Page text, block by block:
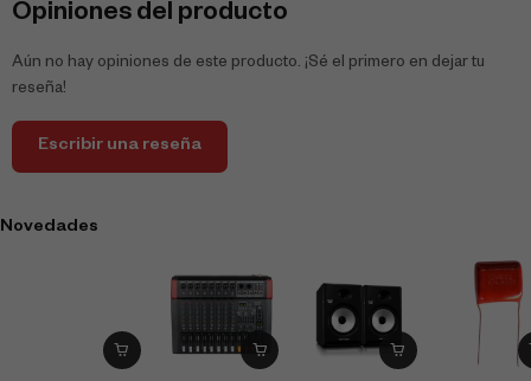
Opiniones del producto
Aún no hay opiniones de este producto. ¡Sé el primero en dejar tu
reseña!
Escribir una reseña
Novedades